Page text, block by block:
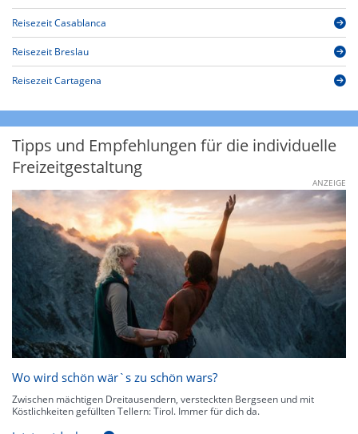
Reisezeit Casablanca
Reisezeit Breslau
Reisezeit Cartagena
Tipps und Empfehlungen für die individuelle
Freizeitgestaltung
ANZEIGE
Wo wird schön wär`s zu schön wars?
Zwischen mächtigen Dreitausendern, versteckten Bergseen und mit
Köstlichkeiten gefüllten Tellern: Tirol. Immer für dich da.